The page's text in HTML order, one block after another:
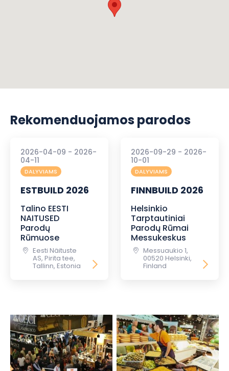
Rekomenduojamos parodos
2026-04-09 - 2026-
04-11
DALYVIAMS
ESTBUILD 2026
Talino EESTI
NAITUSED
Parodų
Rūmuose
Eesti Näituste
AS, Pirita tee,
Tallinn, Estonia
2026-09-29 - 2026-
10-01
DALYVIAMS
FINNBUILD 2026
Helsinkio
Tarptautiniai
Parodų Rūmai
Messukeskus
Messuaukio 1,
00520 Helsinki,
Finland